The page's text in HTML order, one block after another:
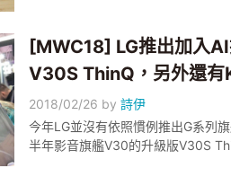
[MWC18] LG推出加入
V30S ThinQ，另外還有
2018/02/26 by詩伊
今年LG並沒有依照慣例推出G系列
半年影音旗艦V30的升級版V30S